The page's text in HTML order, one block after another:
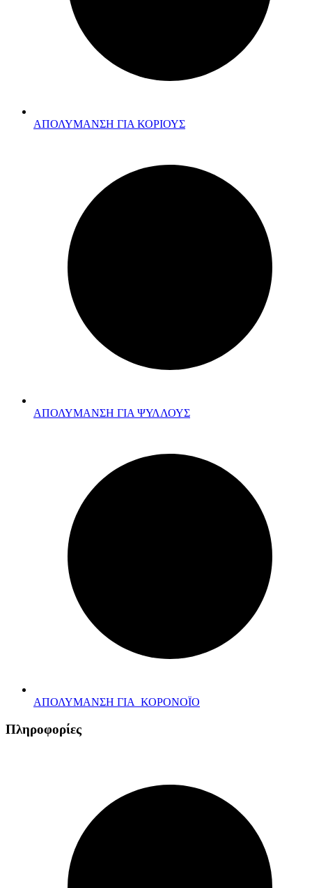
ΑΠΟΛΥΜΑΝΣΗ ΓΙΑ ΚΟΡΙΟΥΣ
ΑΠΟΛΥΜΑΝΣΗ ΓΙΑ ΨΥΛΛΟΥΣ
ΑΠΟΛΥΜΑΝΣΗ ΓΙΑ ΚΟΡΟΝΟΪΟ
Πληροφορίες